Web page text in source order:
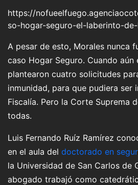
https://
so-hogar-seguro-el-laberinto-
A pesar de esto, Morales nunca
caso Hogar Seguro. Cuando aún
plantearon cuatro solicitudes
inmunidad, para que pudiera ser
Fiscalía. Pero la Corte Suprema
todas.
Luis Fernando Ruíz Ramírez
en el aula del doctorado en
la Universidad de San Carlos de
abogado trabajó como